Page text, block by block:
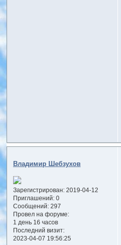
Владимир Шебзухов
Зарегистрирован: 2019-04-12
Приглашений:0
Сообщений:297
Провел на форуме:
1 день 16 часов
Последний визит:
2023-04-07 19:56:25